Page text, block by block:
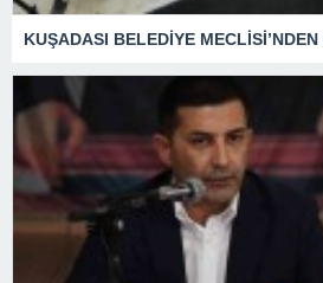
KUŞADASI BELEDİYE